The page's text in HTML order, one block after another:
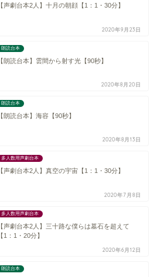
【声劇台本2人】十月の朝顔【1：1・30分】
2020年9月23日
朗読台本
【朗読台本】雲間から射す光【90秒】
2020年8月20日
朗読台本
【朗読台本】海容【90秒】
2020年8月13日
多人数用声劇台本
【声劇台本2人】真空の宇宙【1：1・30分】
2020年7月8日
多人数用声劇台本
【声劇台本2人】三十路な僕らは墓石を超えて
【1：1・20分】
2020年6月12日
朗読台本